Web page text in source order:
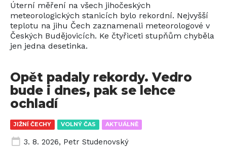
Úterní měření na všech jihočeských
meteorologických stanicích bylo rekordní. Nejvyšší
teplotu na jihu Čech zaznamenali meteorologové v
Českých Budějovicích. Ke čtyřiceti stupňům chyběla
jen jedna desetinka.
JIŽNÍ ČECHY VOLNÝ ČAS AKTUÁLNĚ
Opět padaly rekordy. Vedro
bude i dnes, pak se lehce
ochladí
3. 8. 2026, Petr Studenovský